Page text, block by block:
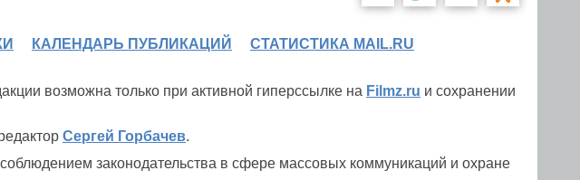
КАЛЕНДАРЬ ПУБЛИКАЦИЙ СТАТИСТИКА MAIL.RU
возможна только при активной гиперссылке на Filmz.ru и сохранении
Сергей Горбачев.
законодательства в сфере массовых коммуникаций и охране